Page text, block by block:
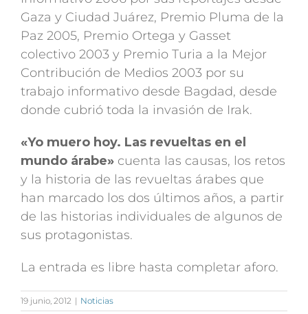
Gaza y Ciudad Juárez, Premio Pluma de la
Paz 2005, Premio Ortega y Gasset
colectivo 2003 y Premio Turia a la Mejor
Contribución de Medios 2003 por su
trabajo informativo desde Bagdad, desde
donde cubrió toda la invasión de Irak.
«Yo muero hoy. Las revueltas en el
mundo árabe» cuenta las causas, los retos
y la historia de las revueltas árabes que
han marcado los dos últimos años, a partir
de las historias individuales de algunos de
sus protagonistas.
La entrada es libre hasta completar aforo.
19 junio, 2012 | Noticias